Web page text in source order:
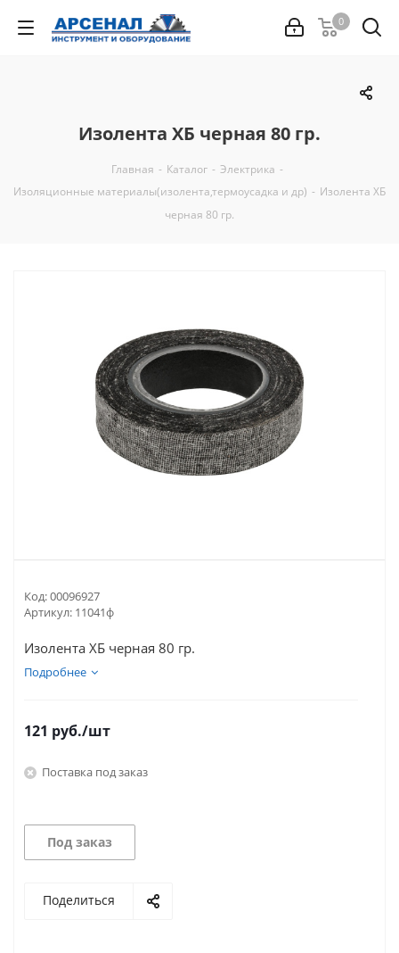
0
Изолента ХБ черная 80 гр.
Главная - Каталог - Электрика -
Изоляционные материалы(изолента,термоусадка и др) - Изолента ХБ
черная 80 гр.
Код:00096927
Артикул: 11041ф
Изолента ХБ черная 80 гр.
Подробнее
121 руб./шт
Поставка под заказ
Под заказ
Поделиться